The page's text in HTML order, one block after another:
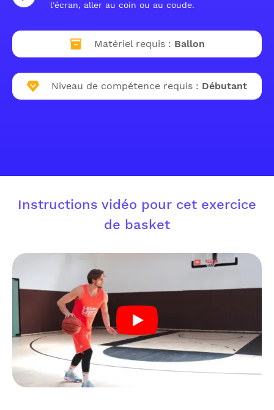
l'écran, aller au coin ou au coude.
Matériel requis : Ballon
Niveau de compétence requis : Débutant
Instructions vidéo pour cet exercice
de basket